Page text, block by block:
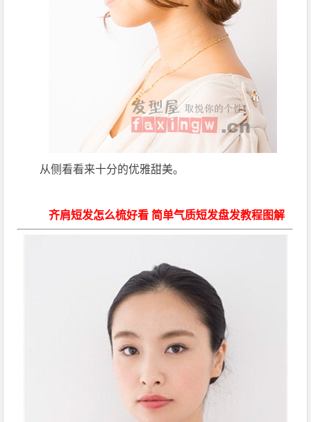
从侧看看来十分的优雅甜美。
齐肩短发怎么梳好看 简单气质短发盘发教程图解